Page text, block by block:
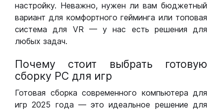
настройку. Неважно, нужен ли вам бюджетный
вариант для комфортного гейминга или топовая
система для VR — у нас есть решения для
любых задач.
Почему стоит выбрать готовую
сборку РС для игр
Готовая сборка современного компьютера для
игр 2025 года — это идеальное решение для